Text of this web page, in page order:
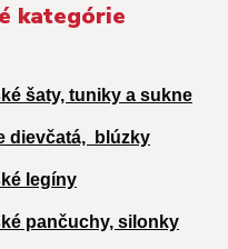
kategórie
šaty, tuniky a sukne
dievčatá, blúzky
legíny
pančuchy, silonky